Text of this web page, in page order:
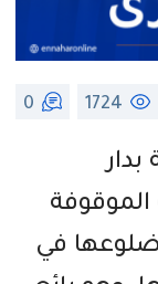
1724
0
بدار
الموقوفة
في